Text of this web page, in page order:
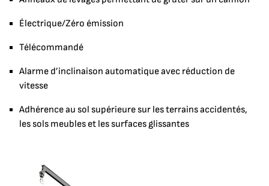
Électrique/Zéro émission
Télécommandé
Alarme d’inclinaison automatique avec réduction de
vitesse
Adhérence au sol supérieure sur les terrains accidentés,
les sols meubles et les surfaces glissantes